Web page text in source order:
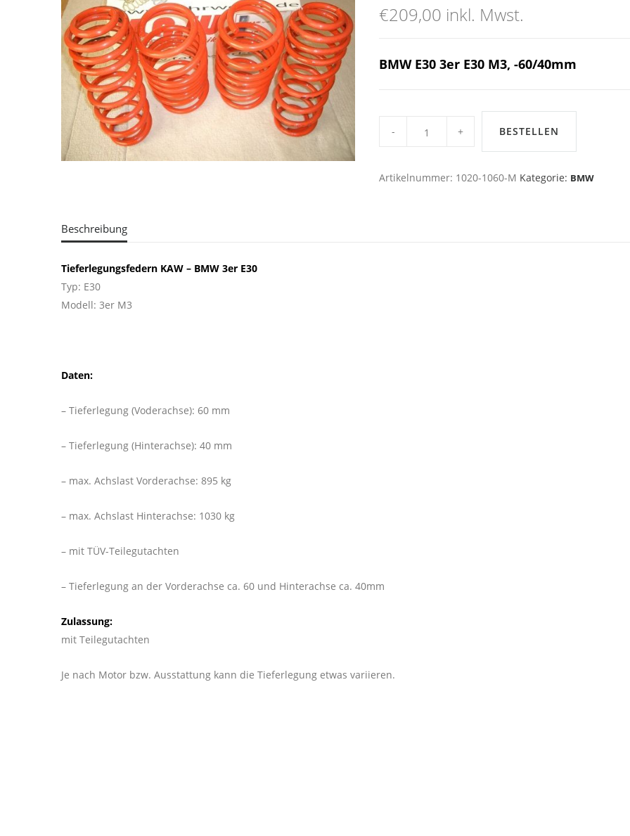
€209,00 inkl. Mwst.
BMW E30 3er E30 M3, -60/40mm
FEDERN,
quantity
BESTELLEN
Artikelnummer: 1020-1060-M Kategorie: BMW
Beschreibung
Tieferlegungsfedern KAW – BMW 3er E30
Typ: E30
Modell: 3er M3
Daten:
– Tieferlegung (Voderachse): 60 mm
– Tieferlegung (Hinterachse): 40 mm
– max. Achslast Vorderachse: 895 kg
– max. Achslast Hinterachse: 1030 kg
– mit TÜV-Teilegutachten
– Tieferlegung an der Vorderachse ca. 60 und Hinterachse ca. 40mm
Zulassung:
mit Teilegutachten
Je nach Motor bzw. Ausstattung kann die Tieferlegung etwas variieren.